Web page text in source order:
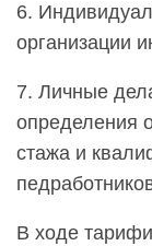
6.
организации
7. Личные
определения
стажа и
В ходе